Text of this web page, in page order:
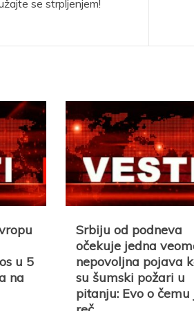
se strpljenjem!
u 5
na
Srbiju od podneva
očekuje jedna
nepovoljna pojava
su šumski požari u
pitanju: Evo o čemu